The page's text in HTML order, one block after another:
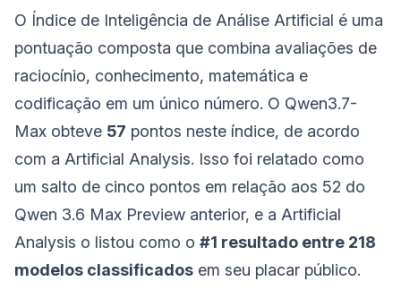
O Índice de Inteligência de Análise Artificial é uma
pontuação composta que combina avaliações de
raciocínio, conhecimento, matemática e
codificação em um único número. O Qwen3.7-
Max obteve 57 pontos neste índice, de acordo
com a Artificial Analysis. Isso foi relatado como
um salto de cinco pontos em relação aos 52 do
Qwen 3.6 Max Preview anterior, e a Artificial
Analysis o listou como o #1 resultado entre 218
modelos classificados em seu placar público.